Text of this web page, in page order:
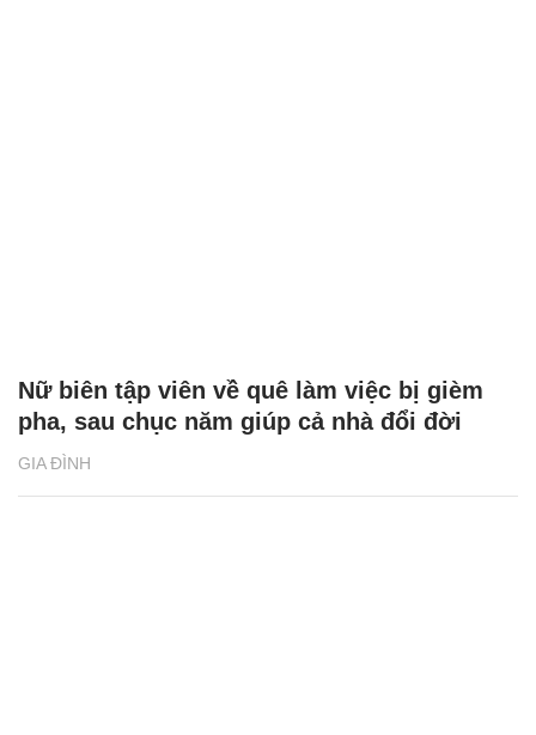
GIA ĐÌNH
Nữ biên tập viên về quê làm việc bị gièm
pha, sau chục năm giúp cả nhà đổi đời